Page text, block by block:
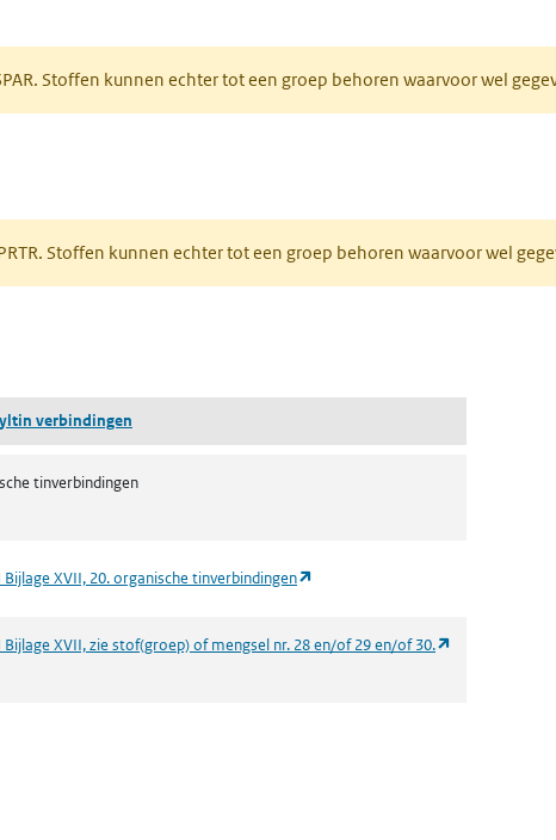
Stoffen kunnen echter tot een groep behoren waarvoor wel
Stoffen kunnen echter tot een groep behoren waarvoor wel
verbindingen
tinverbindingen
Bijlage XVII, 20. organische tinverbindingen
Bijlage XVII, zie stof(groep) of mengsel nr. 28 en/of 29 en/of 30.